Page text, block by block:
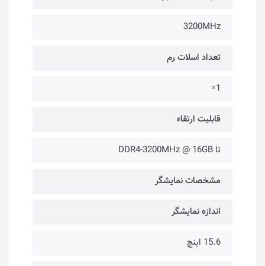
3200MHz
تعداد اسلات رم
1×
قابلیت ارتقاء
تا DDR4-3200MHz @ 16GB
مشخصات نمایشگر
اندازه نمایشگر
15.6 اینچ